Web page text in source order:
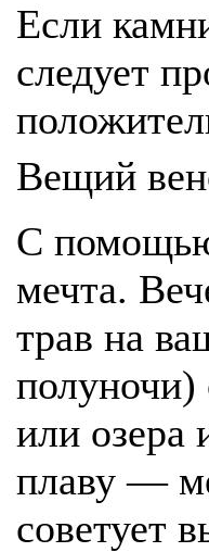
Если
следует
Вещий
С помощью
мечта.
трав на
полуночи)
или озера
плаву —
советует